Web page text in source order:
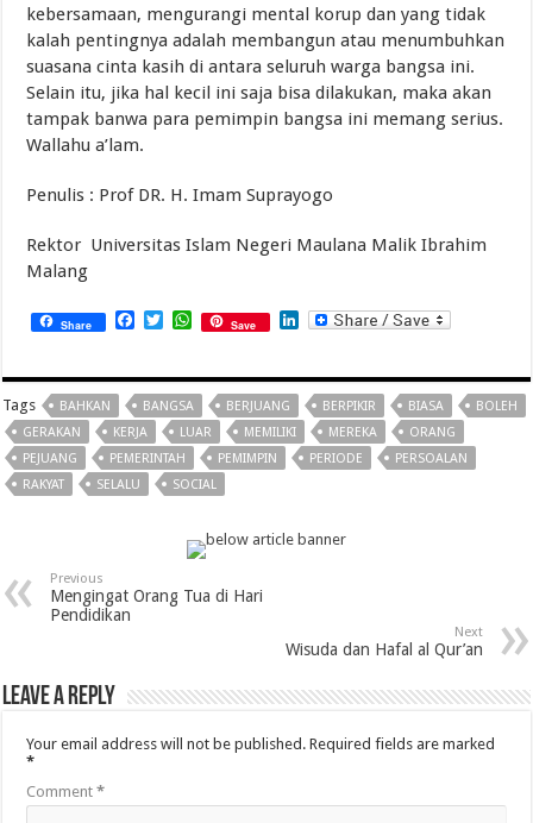
kebersamaan, mengurangi mental korup dan yang tidak
kalah pentingnya adalah membangun atau menumbuhkan
suasana cinta kasih di antara seluruh warga bangsa ini.
Selain itu, jika hal kecil ini saja bisa dilakukan, maka akan
tampak banwa para pemimpin bangsa ini memang serius.
Wallahu a’lam.
Penulis : Prof DR. H. Imam Suprayogo
Rektor Universitas Islam Negeri Maulana Malik Ibrahim
Malang
Share Facebook
TwitterWhatsApp
Save LinkedIn
Tags BAHKAN BANGSA BERJUANG BERPIKIR BIASA
BOLEH
GERAKAN
KERJA LUAR MEMILIKI MEREKA
ORANG
PEJUANG
PEMERINTAH PEMIMPIN PERIODE
PERSOALAN
RAKYAT
SELALU SOCIAL
Previous
Mengingat Orang Tua di Hari
Pendidikan
Next
Wisuda dan Hafal al Qur’an
Leave a Reply
Your email address will not be published. Required fields are marked
*
Comment*